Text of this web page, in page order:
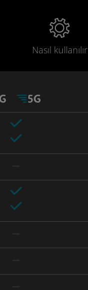
Nasıl kullanılır